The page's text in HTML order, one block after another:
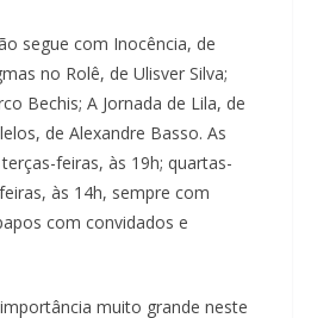
segue com Inocência, de
no Rolê, de Ulisver Silva;
Bechis; A Jornada de Lila, de
de Alexandre Basso. As
feiras, às 19h; quartas-
às 14h, sempre com
com convidados e
muito grande neste